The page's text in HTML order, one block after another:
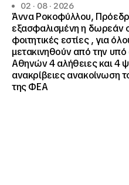
02 · 08 · 2026
Άννα Ροκοφύλλου,
εξασφαλισμένη η δωρεάν
φοιτητικές εστίες , για
μετακινηθούν από την υπό
Αθηνών 4 αλήθειες και 4
ανακρίβειες ανακοίνωση
της ΦΕΑ